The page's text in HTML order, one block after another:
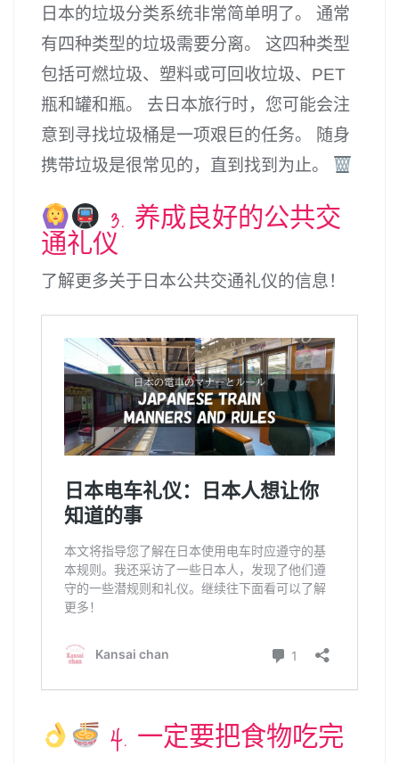
日本的垃圾分类系统非常简单明了。 通常
有四种类型的垃圾需要分离。 这四种类型
包括可燃垃圾、塑料或可回收垃圾、PET
瓶和罐和瓶。 去日本旅行时，您可能会注
意到寻找垃圾桶是一项艰巨的任务。 随身
携带垃圾是很常见的，直到找到为止。
3. 养成良好的公共交
通礼仪
了解更多关于日本公共交通礼仪的信息！
4. 一定要把食物吃完